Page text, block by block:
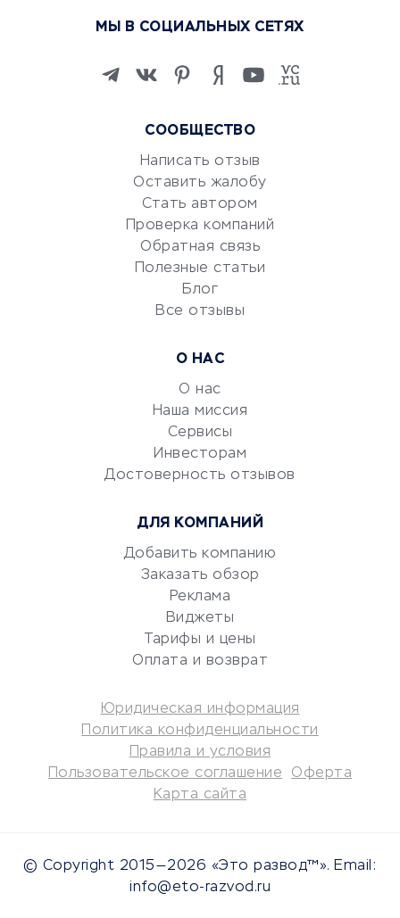
Изучение иностранных
Маркетинг и продажи
Репетиторство
Красота и здоровье
Сервисы по поиску работы
Сетевой маркетинг
УСЛУГИ ДЛЯ БИЗНЕСА
документооборот
Консалтинговые компании
Аудиторские компании
Бухгалтерия онлайн
КРЕДИТЫ И ЗАЙМЫ
Потребительские кредиты
Кредитные карты
Дебетовые карты
Подбор кредита
Улучшение кредитной
СООБЩЕСТВО
Написать отзыв
Оставить жалобу
Стать автором
Проверка компаний
Обратная связь
Полезные статьи
Блог
Все отзывы
О НАС
О нас
Наша миссия
Сервисы
Инвесторам
Достоверность отзывов
ДЛЯ КОМПАНИЙ
Добавить компанию
Заказать обзор
Реклама
Виджеты
Тарифы и цены
Оплата и возврат
МЫ В СОЦИАЛЬНЫХ СЕТЯХ
Юридическая информация
Политика конфиденциальности
Правила и условия
Пользовательское соглашение
Оферта
Карта сайта
© Copyright 2015—2026 «Это развод™». Email:
info@eto-razvod.ru